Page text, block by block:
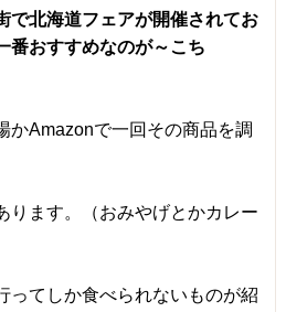
で北海道フェアが開催されてお
番おすすめなのが～こち
かAmazonで一回その商品を調
ります。（おみやげとかカレー
ってしか食べられないものが紹